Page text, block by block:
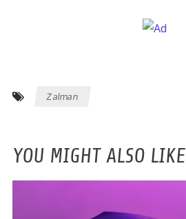
Zalman
YOU MIGHT ALSO LIKE